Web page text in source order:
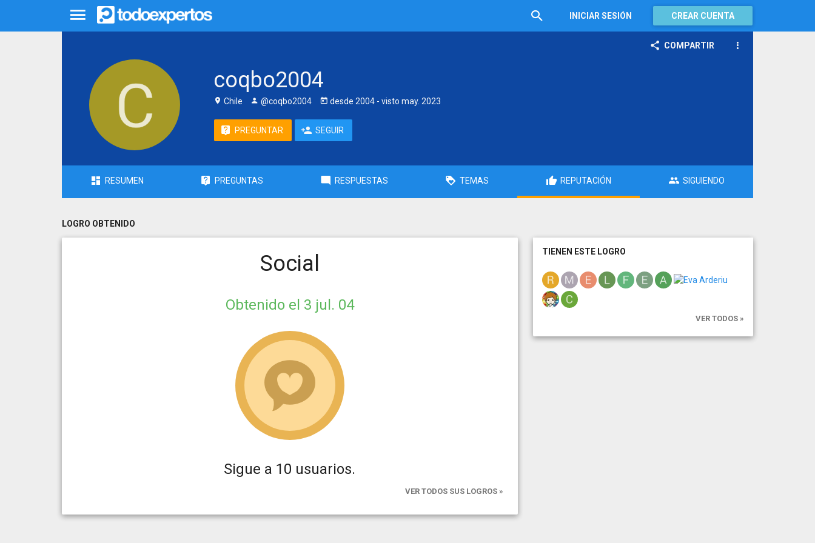
INICIAR SESIÓN CREAR CUENTA
COMPARTIR
coqbo2004
Chile @coqbo2004 desde 2004 - visto may. 2023
PREGUNTAR SEGUIR
RESUMEN PREGUNTAS RESPUESTAS TEMAS REPUTACIÓN SIGUIENDO
LOGRO OBTENIDO
Social
Obtenido el 3 jul. 04
Sigue a 10 usuarios.
VER TODOS SUS LOGROS »
TIENEN ESTE LOGRO
VER TODOS »